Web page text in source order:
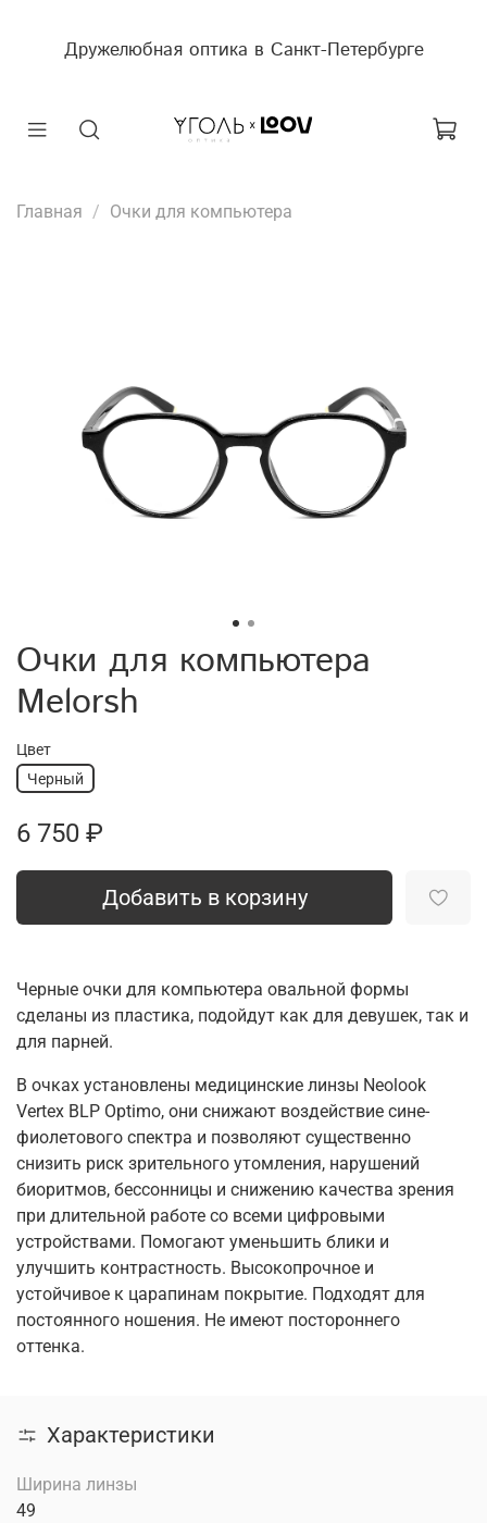
Дружелюбная оптика в Санкт-Петербурге
Главная Очки для компьютера
Очки для компьютера
Melorsh
Цвет
Черный
6 750 ₽
Добавить в корзину
Черные очки для компьютера овальной формы
сделаны из пластика, подойдут как для девушек, так и
для парней.
В очках установлены медицинские линзы Neolook
Vertex BLP Optimo, они снижают воздействие сине-
фиолетового спектра и позволяют существенно
снизить риск зрительного утомления, нарушений
биоритмов, бессонницы и снижению качества зрения
при длительной работе со всеми цифровыми
устройствами. Помогают уменьшить блики и
улучшить контрастность. Высокопрочное и
устойчивое к царапинам покрытие. Подходят для
постоянного ношения. Не имеют постороннего
оттенка.
Характеристики
Ширина линзы
49